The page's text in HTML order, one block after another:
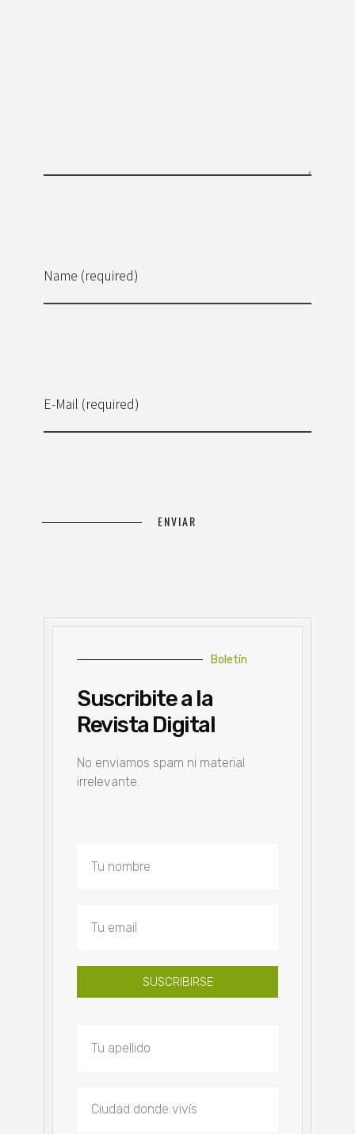
Name (required)
E-Mail (required)
Boletín
Suscribite a la
Revista Digital
No enviamos spam ni material
irrelevante.
SUSCRIBIRSE